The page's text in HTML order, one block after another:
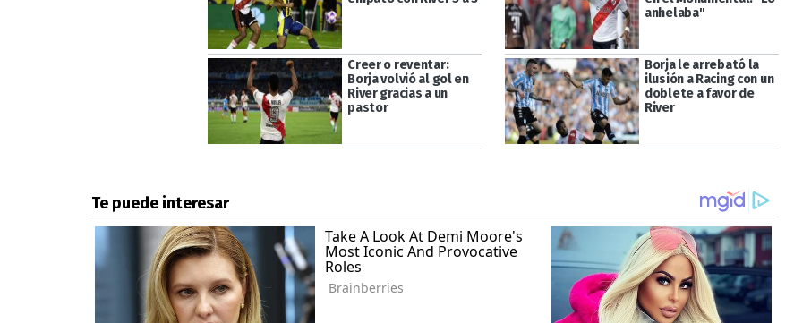
anhelaba"
Creer o reventar:
Borja volvió al gol en
River gracias a un
pastor
Borja le arrebató la
ilusión a Racing con un
doblete a favor de
River